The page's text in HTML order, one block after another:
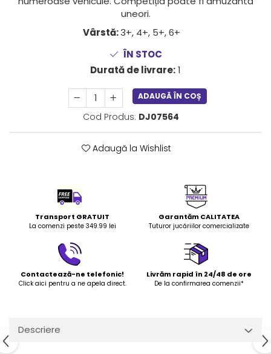
LEGO Creator Expert
LEGO Speed Champions
uneori.
Vârstă:3+, 4+, 5+, 6+
ÎN STOC
Durată de livrare:1
ADAUGĂ ÎN COȘ
Cod Produs: DJ07564
Adaugă la Wishlist
Transport GRATUIT
La comenzi peste 349.99 lei
Garantăm CALITATEA
Tuturor jucăriilor comercializate
Contactează-ne telefonic!
Click aici pentru a ne apela direct.
Livrăm rapid în 24/48 de ore
De la confirmarea comenzii*
Descriere